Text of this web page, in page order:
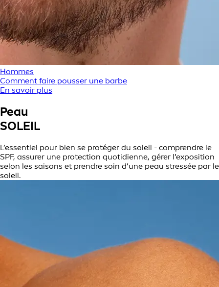
Hommes
Comment faire pousser une barbe
En savoir plus
Peau
SOLEIL
L’essentiel pour bien se protéger du soleil - comprendre le
SPF, assurer une protection quotidienne, gérer l’exposition
selon les saisons et prendre soin d’une peau stressée par le
soleil.